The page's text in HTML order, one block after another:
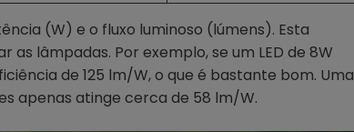
(W) e o fluxo luminoso (lúmens). Esta
lâmpadas. Por exemplo, se um LED de 8W
de 125 lm/W, o que é bastante bom. Uma
apenas atinge cerca de 58 lm/W.